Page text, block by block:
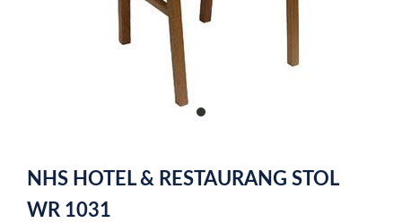
item
of
1
NHS HOTEL & RESTAURANG STOL
WR 1031